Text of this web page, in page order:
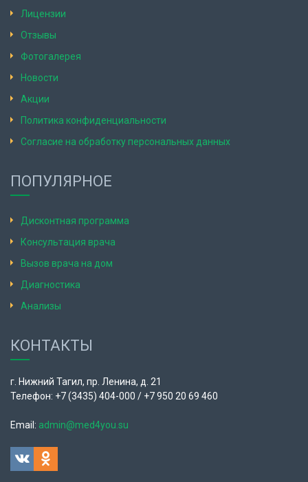
Лицензии
Отзывы
Фотогалерея
Новости
Акции
Политика конфиденциальности
Согласие на обработку персональных данных
ПОПУЛЯРНОЕ
Дисконтная программа
Консультация врача
Вызов врача на дом
Диагностика
Анализы
КОНТАКТЫ
г. Нижний Тагил, пр. Ленина, д. 21
Телефон: +7 (3435) 404-000 / +7 950 20 69 460
Email: admin@med4you.su